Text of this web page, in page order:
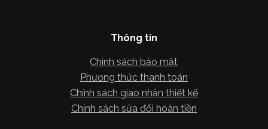
Thông tin
Chính sách bảo mật
Phương thức thanh toán
Chính sách giao nhận thiết kế
Chính sách sửa đổi hoàn tiền